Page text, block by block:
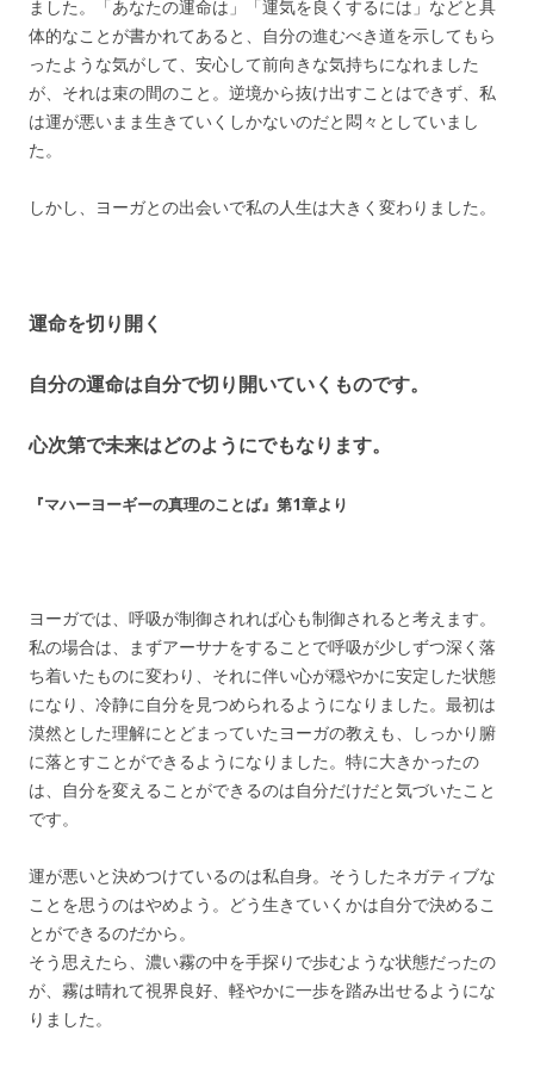
ました。「あなたの運命は」「運気を良くするには」などと具
体的なことが書かれてあると、自分の進むべき道を示してもら
ったような気がして、安心して前向きな気持ちになれました
が、それは束の間のこと。逆境から抜け出すことはできず、私
は運が悪いまま生きていくしかないのだと悶々としていまし
た。
しかし、ヨーガとの出会いで私の人生は大きく変わりました。
運命を切り開く
自分の運命は自分で切り開いていくものです。
心次第で未来はどのようにでもなります。
『マハーヨーギーの真理のことば』第1章より
ヨーガでは、呼吸が制御されれば心も制御されると考えます。
私の場合は、まずアーサナをすることで呼吸が少しずつ深く落
ち着いたものに変わり、それに伴い心が穏やかに安定した状態
になり、冷静に自分を見つめられるようになりました。最初は
漠然とした理解にとどまっていたヨーガの教えも、しっかり腑
に落とすことができるようになりました。特に大きかったの
は、自分を変えることができるのは自分だけだと気づいたこと
です。
運が悪いと決めつけているのは私自身。そうしたネガティブな
ことを思うのはやめよう。どう生きていくかは自分で決めるこ
とができるのだから。
そう思えたら、濃い霧の中を手探りで歩むような状態だったの
が、霧は晴れて視界良好、軽やかに一歩を踏み出せるようにな
りました。